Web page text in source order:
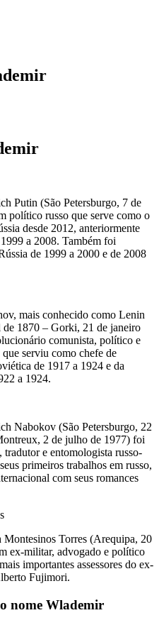
Putin (São Petersburgo, 7 de
político russo que serve como o
desde 2012, anteriormente
a 2008. Também foi
de 1999 a 2000 e de 2008
mais conhecido como Lenin
1870 – Gorki, 21 de janeiro
comunista, político e
serviu como chefe de
de 1917 a 1924 e da
a 1924.
Nabokov (São Petersburgo, 22
2 de julho de 1977) foi
tradutor e entomologista russo-
primeiros trabalhos em russo,
com seus romances
Torres (Arequipa, 20
ex-militar, advogado e político
importantes assessores do ex-
Fujimori.
o nome Wlademir